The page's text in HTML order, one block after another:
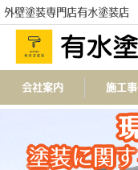
外壁塗装専門店有水塗装店
会社案内 施工事
塗装に関